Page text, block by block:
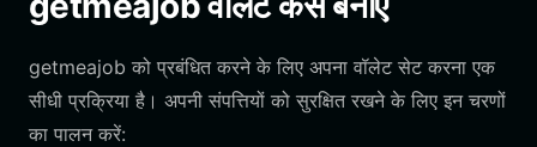
getmeajob को प्रबंधित करने के लिए अपना वॉलेट सेट करना एक
सीधी प्रक्रिया है। अपनी संपत्तियों को सुरक्षित रखने के लिए इन चरणों
का पालन करें: